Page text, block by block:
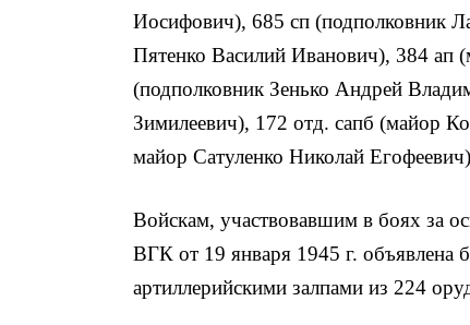
Иосифович), 685 сп (подполковник
Пятенко Василий Иванович), 384 ап
(подполковник Зенько Андрей
Зимилеевич), 172 отд. сапб (майор
майор Сатуленко Николай
Войскам, участвовавшим в боях за
ВГК от 19 января 1945 г. объявлена
артиллерийскими залпами из 224